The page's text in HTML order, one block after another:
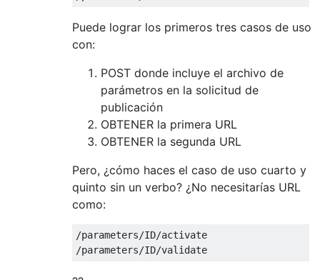
Puede lograr los primeros tres casos de uso
con:
POST donde incluye el archivo de
parámetros en la solicitud de
publicación
OBTENER la primera URL
OBTENER la segunda URL
Pero, ¿cómo haces el caso de uso cuarto y
quinto sin un verbo? ¿No necesitarías URL
como:
/parameters/ID/activate